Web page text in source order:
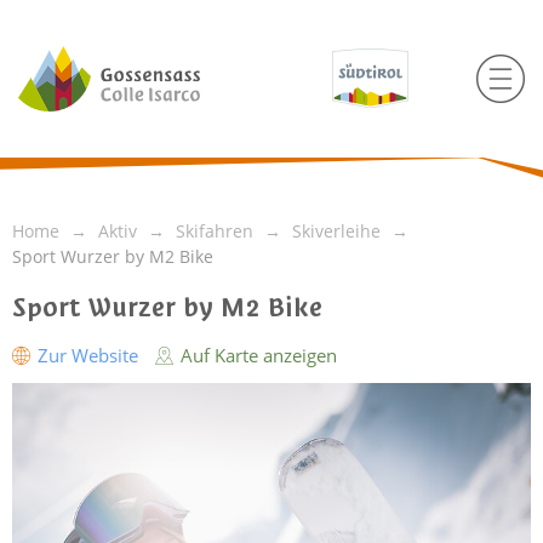
Home Aktiv Skifahren
Skiverleihe
Sport Wurzer by M2 Bike
Sport Wurzer by M2 Bike
Zur Website Auf Karte anzeigen